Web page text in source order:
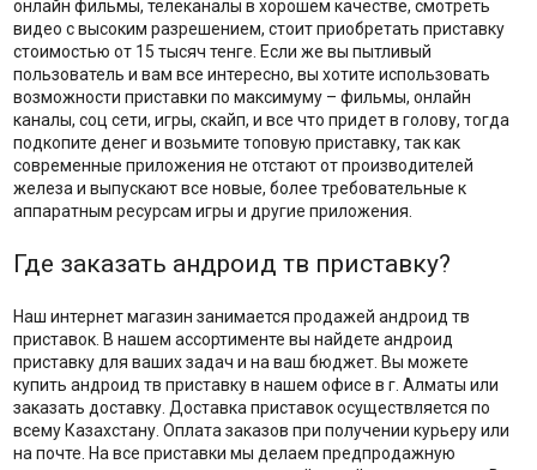
онлайн фильмы, телеканалы в хорошем качестве, смотреть
видео с высоким разрешением, стоит приобретать приставку
стоимостью от 15 тысяч тенге. Если же вы пытливый
пользователь и вам все интересно, вы хотите использовать
возможности приставки по максимуму – фильмы, онлайн
каналы, соц сети, игры, скайп, и все что придет в голову, тогда
подкопите денег и возьмите топовую приставку, так как
современные приложения не отстают от производителей
железа и выпускают все новые, более требовательные к
аппаратным ресурсам игры и другие приложения.
Где заказать андроид тв приставку?
Наш интернет магазин занимается продажей андроид тв
приставок. В нашем ассортименте вы найдете андроид
приставку для ваших задач и на ваш бюджет. Вы можете
купить андроид тв приставку в нашем офисе в г. Алматы или
заказать доставку. Доставка приставок осуществляется по
всему Казахстану. Оплата заказов при получении курьеру или
на почте. На все приставки мы делаем предпродажную